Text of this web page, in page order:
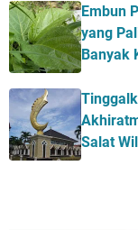
Embun
yang
Banyak
Salat